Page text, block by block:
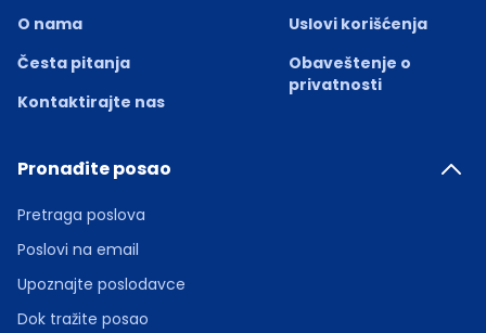
O nama
Česta pitanja
Kontaktirajte nas
Uslovi korišćenja
Obaveštenje o
privatnosti
Pronađite posao
Pretraga poslova
Poslovi na email
Upoznajte poslodavce
Dok tražite posao